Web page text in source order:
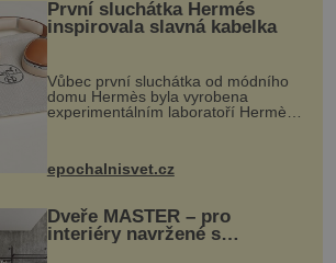
První sluchátka Hermés
inspirovala slavná kabelka
Vůbec první sluchátka od módního
domu Hermès byla vyrobena
experimentálním laboratoří Hermès
kovový...
epochalnisvet.cz
Dveře MASTER – pro
interiéry navržené s
rozumem i vášní!